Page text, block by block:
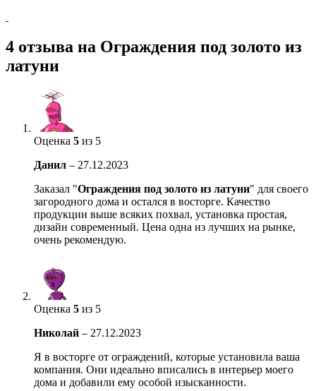
4 отзыва на Ограждения под золото из
латуни
Оценка 5 из 5
Данил – 27.12.2023
Заказал "Ограждения под золото из латуни" для своего
загородного дома и остался в восторге. Качество
продукции выше всяких похвал, установка простая,
дизайн современный. Цена одна из лучших на рынке,
очень рекомендую.
Оценка 5 из 5
Николай – 27.12.2023
Я в восторге от ограждений, которые установила ваша
компания. Они идеально вписались в интерьер моего
дома и добавили ему особой изысканности.